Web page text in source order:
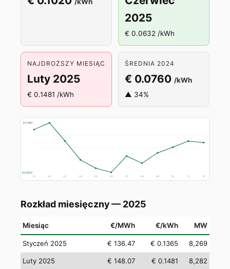
2025
€ 0.0632 /kWh
NAJDROŻSZY MIESIĄC
Luty 2025
€ 0.1481 /kWh
ŚREDNIA 2024
€ 0.0760 /kWh
▲ 34%
€ 0.1481
€ 0.0632
01 02 03 04 05 06 07 08 09 10 11 12
Rozkład miesięczny — 2025
Miesiąc €/MWh €/kWh MW
Styczeń 2025 € 136.47 € 0.1365 8,269
Luty 2025 € 148.07 € 0.1481 8,282